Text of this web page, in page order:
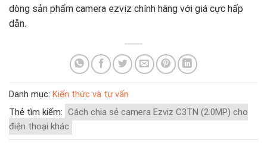
dòng sản phẩm camera ezviz chính hãng với giá cực hấp
dẫn.
Danh mục: Kiến thức và tư vấn
Thẻ tìm kiếm: Cách chia sẻ camera Ezviz C3TN (2.0MP) cho
điện thoại khác